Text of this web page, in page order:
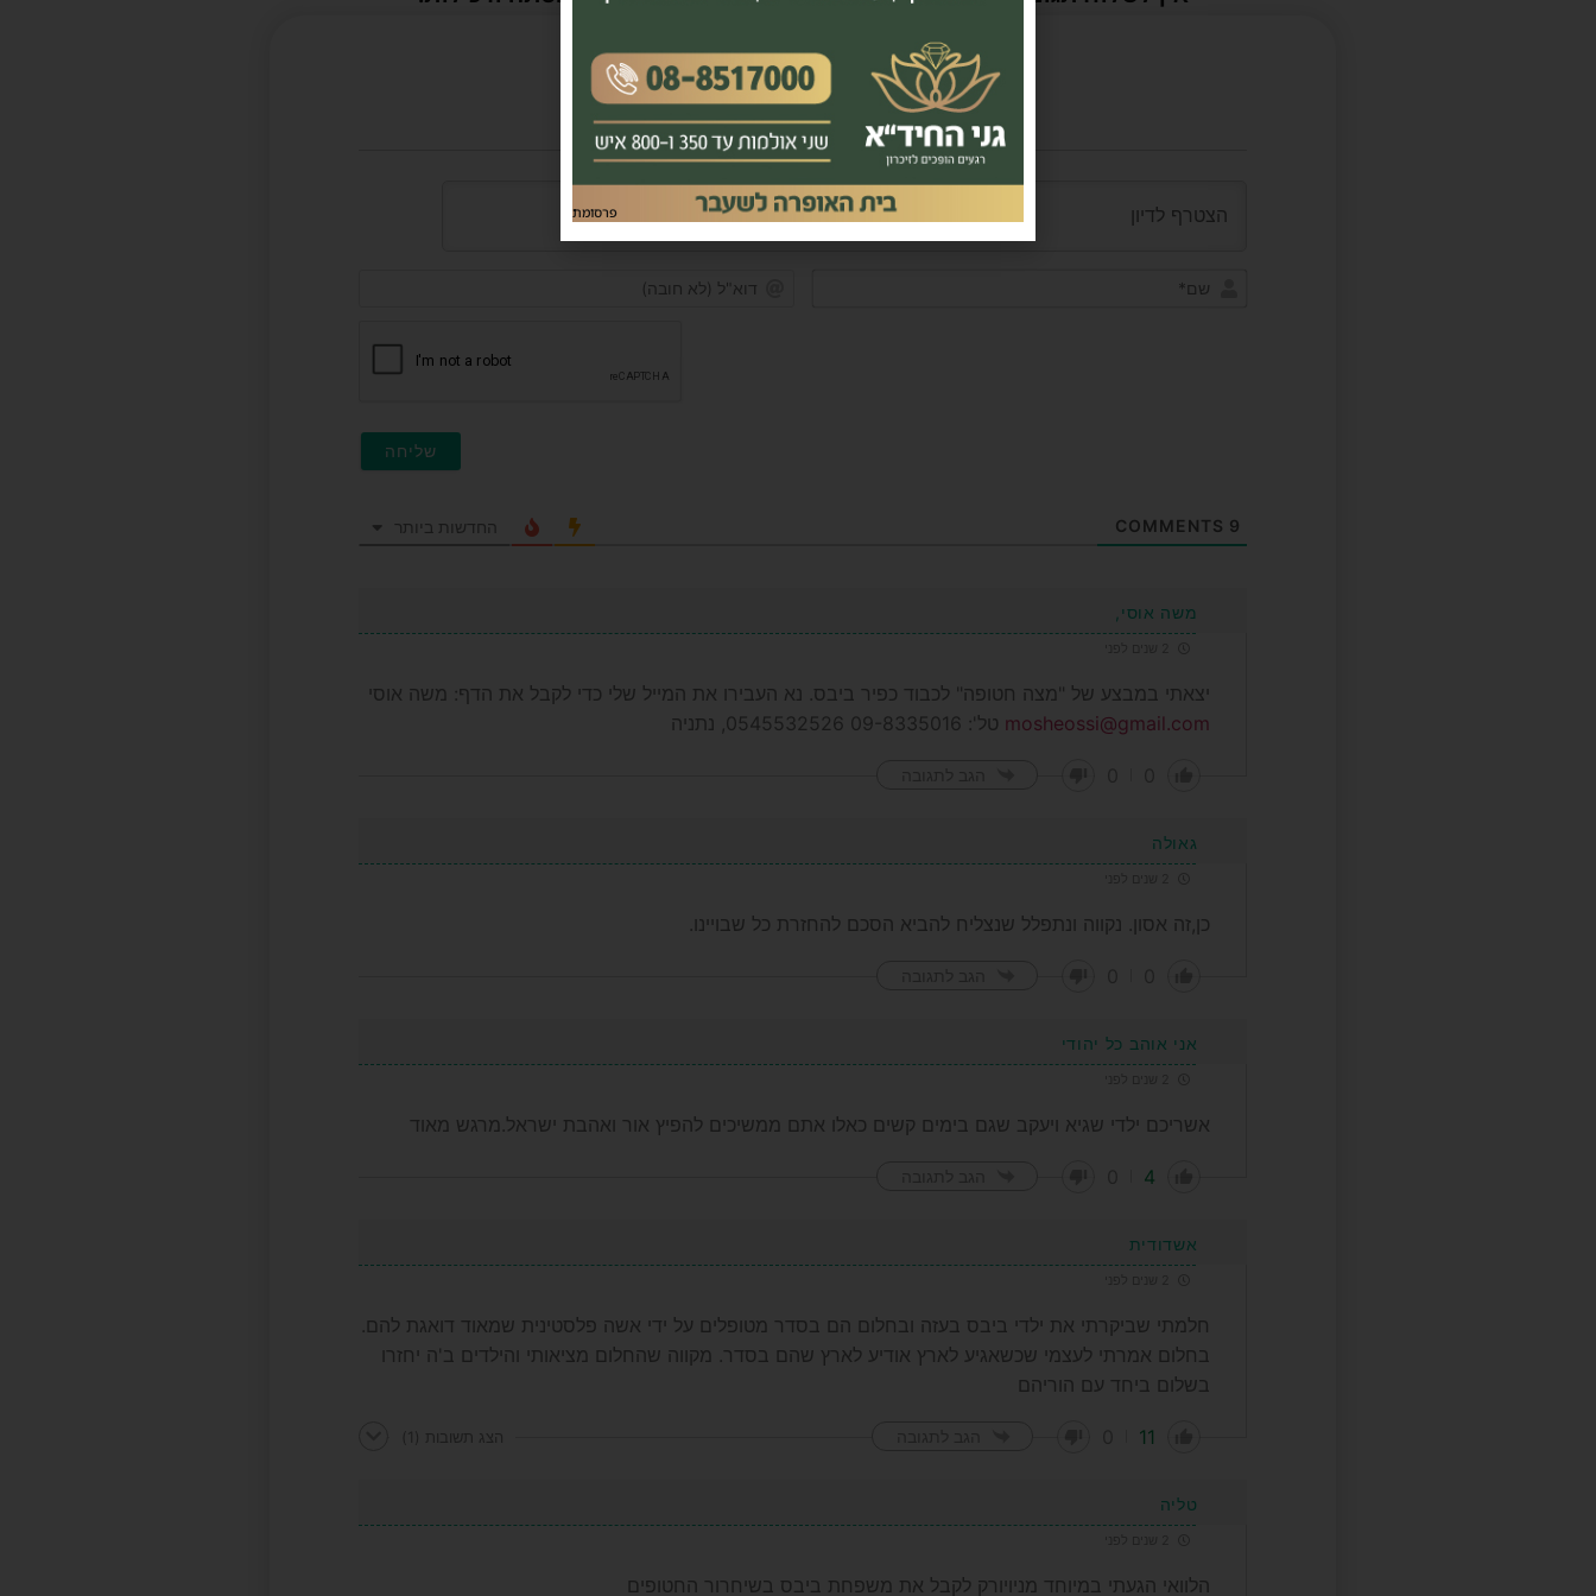
9 החדשות ביותר
משה אוסי,
יצאתי במבצע של "מצה חטופה" לכבוד כפיר ביבס. נא העבירו את המייל שלי כדי לקבל את הדף: משה אוסי
mosheossi@gmail.com טל': 09-8335016 0545532526, נתניה
גאולה
כן,זה אסון. נקווה ונתפלל שנצליח להביא הסכם להחזרת כל שבויינו.
אני אוהב כל יהודי
אשריכם ילדי שגיא ויעקב שגם בימים קשים כאלו אתם ממשיכים להפיץ אור ואהבת ישראל.מרגש מאוד
4
אשדודית
חלמתי שביקרתי את ילדי ביבס בעזה ובחלום הם בסדר מטופלים על ידי אשה פלסטינית שמאוד דואגת להם.
בחלום אמרתי לעצמי שכשאגיע לארץ אודיע לארץ שהם בסדר. מקווה שהחלום מציאותי והילדים ב'ה יחזרו
בשלום ביחד עם הוריהם
11 הצג תשובות (1)
טליה
הלוואי הגעתי במיוחד מניויורק לקבל את משפחת ביבס בשיחרור החטופים
פרסומת